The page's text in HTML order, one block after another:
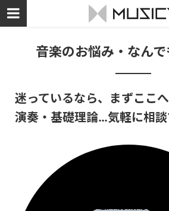
音楽のお悩み・なん
迷っているなら、まずここ
演奏・基礎理論…気軽に相談